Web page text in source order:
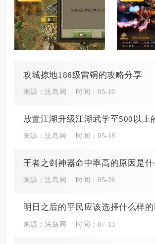
攻城掠地186级雷铜的攻略分享
来源：法岛网 时间：05-10
来源：法岛网 时间：05-18
王者之剑神器命中率高的原因是什
来源：法岛网 时间：05-26
明日之后的平民应该选择什么样的
来源：法岛网 时间：07-13